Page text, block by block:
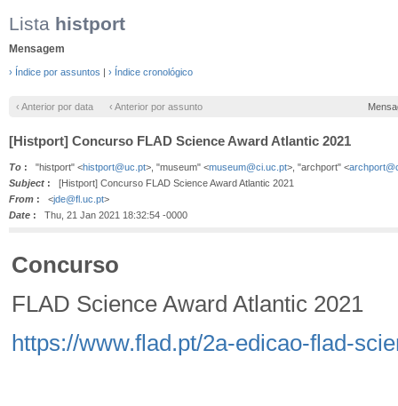
Lista histport
Mensagem
› Índice por assuntos | › Índice cronológico
‹ Anterior por data ‹ Anterior por assunto
[Histport] Concurso FLAD Science Award Atlantic 2021
To : "histport" <histport@uc.pt>, "museum" <museum@ci.uc.pt>, "archport" <
Subject : [Histport] Concurso FLAD Science Award Atlantic 2021
From : <jde@fl.uc.pt>
Date : Thu, 21 Jan 2021 18:32:54 -0000
Concurso
FLAD Science Award Atlantic 2021
https://www.flad.pt/2a-edicao-flad-